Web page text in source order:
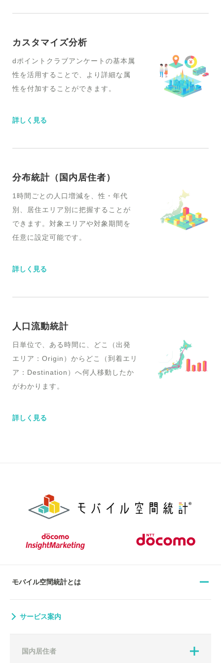
カスタマイズ分析
dポイントクラブアンケートの基本属
性を活用することで、より詳細な属
性を付加することができます。
詳しく見る
分布統計（国内居住者）
1時間ごとの人口増減を、性・年代
別、居住エリア別に把握することが
できます。対象エリアや対象期間を
任意に設定可能です。
詳しく見る
人口流動統計
日単位で、ある時間に、どこ（出発
エリア：Origin）からどこ（到着エリ
ア：Destination）へ何人移動したか
がわかります。
詳しく見る
モバイル空間統計とは
サービス案内
国内居住者